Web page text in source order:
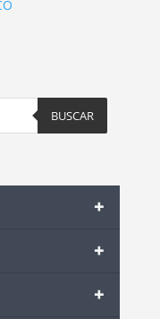
BUSCAR
+
+
+